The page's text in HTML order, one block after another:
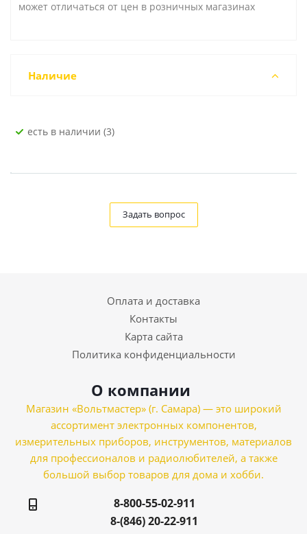
может отличаться от цен в розничных магазинах
Наличие
Есть в наличии (3)
Задать вопрос
Оплата и доставка
Контакты
Карта сайта
Политика конфиденциальности
О компании
Магазин «Вольтмастер» (г. Самара) — это широкий
ассортимент электронных компонентов,
измерительных приборов, инструментов, материалов
для профессионалов и радиолюбителей, а также
большой выбор товаров для дома и хобби.
8-800-55-02-911
8-(846) 20-22-911